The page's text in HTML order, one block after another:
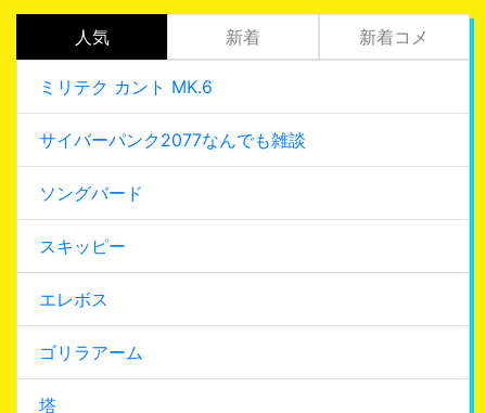
人気 新着 新着コメ
ミリテク カント MK.6
サイバーパンク2077なんでも雑談
ソングバード
スキッピー
エレボス
ゴリラアーム
塔